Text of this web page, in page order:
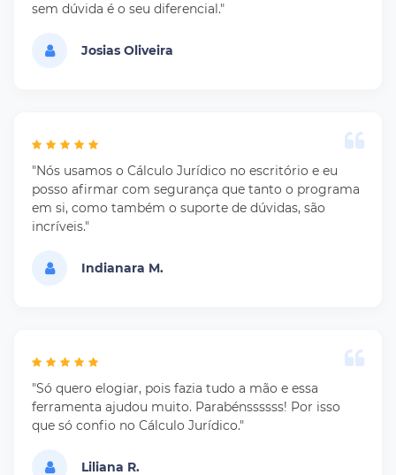
sem dúvida é o seu diferencial."
Josias Oliveira
"Nós usamos o Cálculo Jurídico no escritório e eu
posso afirmar com segurança que tanto o programa
em si, como também o suporte de dúvidas, são
incríveis."
Indianara M.
"Só quero elogiar, pois fazia tudo a mão e essa
ferramenta ajudou muito. Parabénssssss! Por isso
que só confio no Cálculo Jurídico."
Liliana R.